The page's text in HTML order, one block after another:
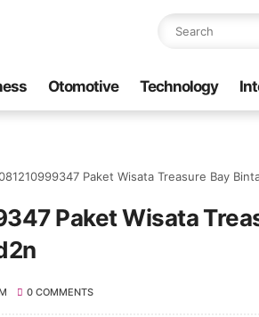
Otomotive Technology
Paket Wisata Treasure Bay
Paket Wisata
0 COMMENTS